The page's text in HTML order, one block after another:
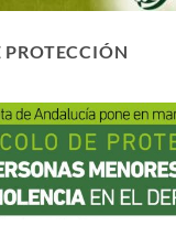
PROTECCIÓN